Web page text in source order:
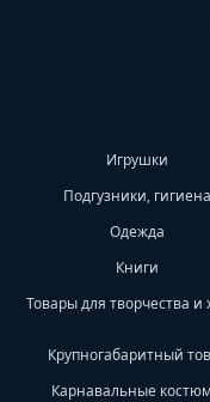
Игрушки
Подгузники, гигиена
Одежда
Книги
Товары для творчества и
Крупногабаритный
Карнавальные